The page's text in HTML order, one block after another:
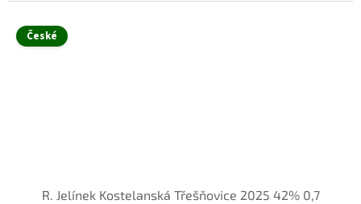
České
R. Jelínek Kostelanská Třešňovice 2025 42% 0,7